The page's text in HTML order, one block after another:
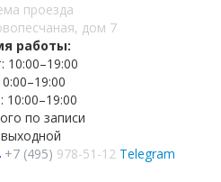
проезда
дом 7
работы:
10:00–19:00
10:00–19:00
по записи
+7 (495) 978-51-12 Telegram